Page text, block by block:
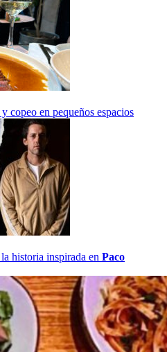
copeo en pequeños espacios
la historia inspirada en Paco